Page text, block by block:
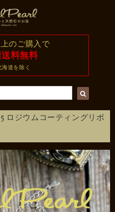
のご購入で
料無料
道を除く
ロジウムコーティングリボ